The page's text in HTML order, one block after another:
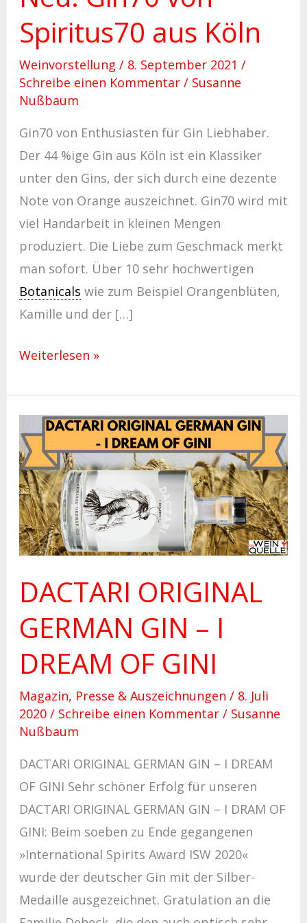
Spiritus70 aus Köln
Weinvorstellung / 8. September 2021 /
Schreibe einen Kommentar / Susanne
Nußbaum
Gin70 von Enthusiasten für Gin Liebhaber.
Der 44 %ige Gin aus Köln ist ein Klassiker
unter den Gins, der sich durch eine dezente
Note von Orange auszeichnet. Gin70 wird mit
viel Handarbeit in kleinen Mengen
produziert. Die Liebe zum Geschmack merkt
man sofort. Über 10 sehr hochwertigen
Botanicals wie zum Beispiel Orangenblüten,
Kamille und der […]
Weiterlesen »
DACTARI ORIGINAL
GERMAN GIN – I
DREAM OF GINI
Magazin, Presse & Auszeichnungen / 8. Juli
2020 / Schreibe einen Kommentar / Susanne
Nußbaum
DACTARI ORIGINAL GERMAN GIN – I DREAM
OF GINI Sehr schöner Erfolg für unseren
DACTARI ORIGINAL GERMAN GIN – I DRAM OF
GINI: Beim soeben zu Ende gegangenen
»International Spirits Award ISW 2020«
wurde der deutscher Gin mit der Silber-
Medaille ausgezeichnet. Gratulation an die
DACTARI
ORIGINAL
GERMAN
GIN
–
I
DREAM
OF
GINI